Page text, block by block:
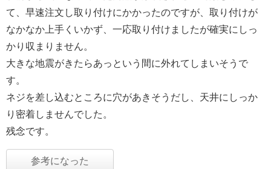
て、早速注文し取り付けにかかったのですが、取り付けが
なかなか上手くいかず、一応取り付けましたが確実にしっ
かり収まりません。
大きな地震がきたらあっという間に外れてしまいそうで
す。
ネジを差し込むところに穴があきそうだし、天井にしっか
り密着しませんでした。
残念です。
参考になった